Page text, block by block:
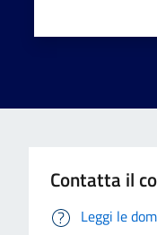
Contatta il
Leggi le